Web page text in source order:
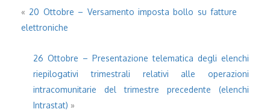
« 20 Ottobre – Versamento imposta bollo su fatture
elettroniche
26 Ottobre – Presentazione telematica degli elenchi
riepilogativi trimestrali relativi alle operazioni
intracomunitarie del trimestre precedente (elenchi
Intrastat) »